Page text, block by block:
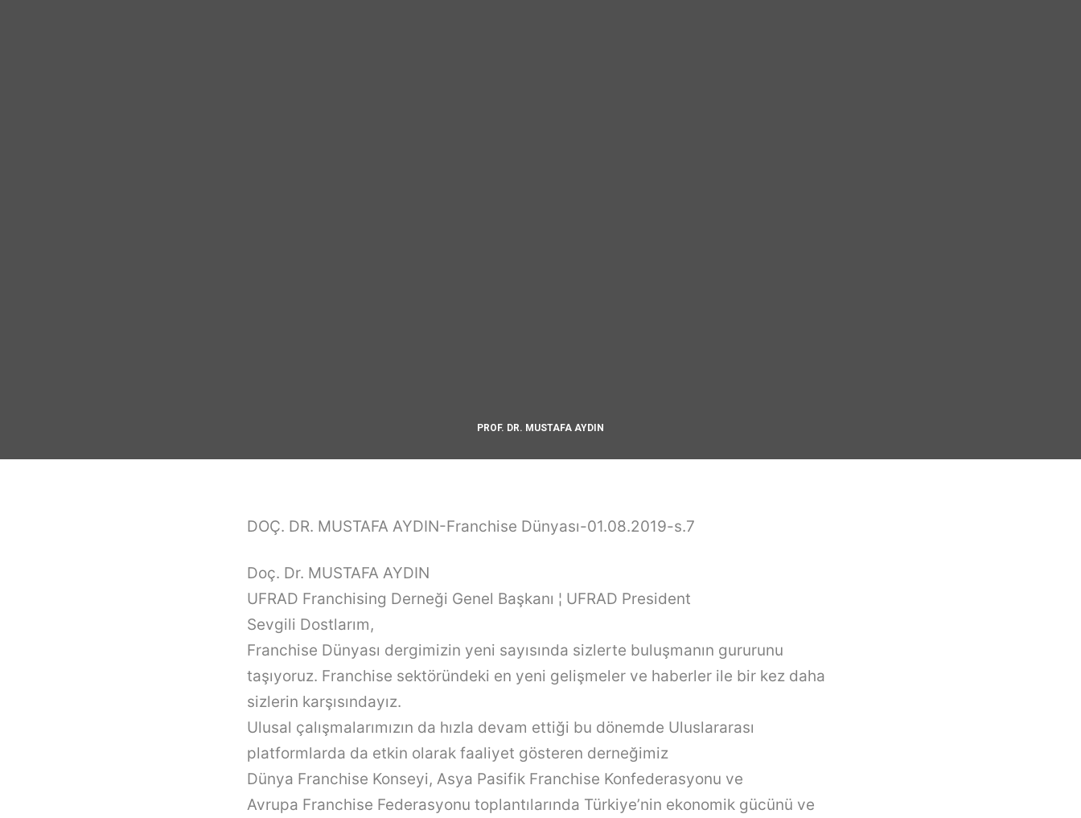
PROF. DR. MUSTAFA AYDIN
DOÇ. DR. MUSTAFA AYDIN-Franchise Dünyası-01.08.2019-s.7
Doç. Dr. MUSTAFA AYDIN
UFRAD Franchising Derneği Genel Başkanı ¦ UFRAD President
Sevgili Dostlarım,
Franchise Dünyası dergimizin yeni sayısında sizlerte buluşmanın gururunu
taşıyoruz. Franchise sektöründeki en yeni gelişmeler ve haberler ile bir kez daha
sizlerin karşısındayız.
Ulusal çalışmalarımızın da hızla devam ettiği bu dönemde Uluslararası
platformlarda da etkin olarak faaliyet gösteren derneğimiz
Dünya Franchise Konseyi, Asya Pasifik Franchise Konfederasyonu ve
Avrupa Franchise Federasyonu toplantılarında Türkiye’nin ekonomik gücünü ve